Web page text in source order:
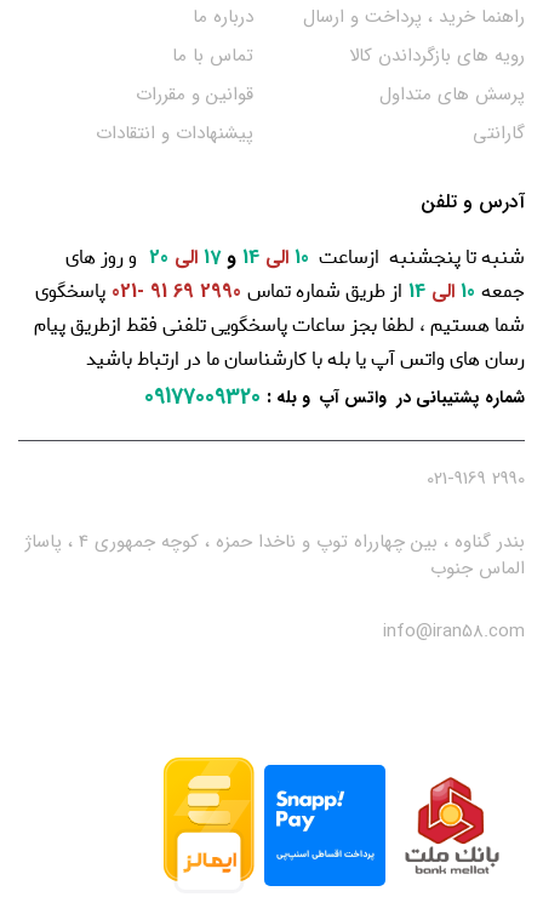
راهنما خرید ، پرداخت و ارسال
رویه های بازگرداندن کالا
پرسش های متداول
گارانتی
درباره ما
تماس با ما
قوانین و مقررات
پیشنهادات و انتقادات
آدرس و تلفن
شنبه تا پنجشنبه ازساعت 10 الی و17 الی
و روز های
جمعه
الی از طریق شماره تماس 2990 69 91 -021
پاسخگوی
شما هستیم ، لطفا بجز ساعات پاسخگویی تلفنی فقط ازطریق پیام
رسان های واتس آپ یا بله با کارشناسان ما در ارتباط باشید
شماره پشتیبانی در واتس آپ و بله :
09177009320
2990 021-9169
بندر گناوه ، بین چهارراه توپ و ناخدا حمزه ، کوچه جمهوری 4 ، پاساژ
الماس جنوب
info@iran58.com